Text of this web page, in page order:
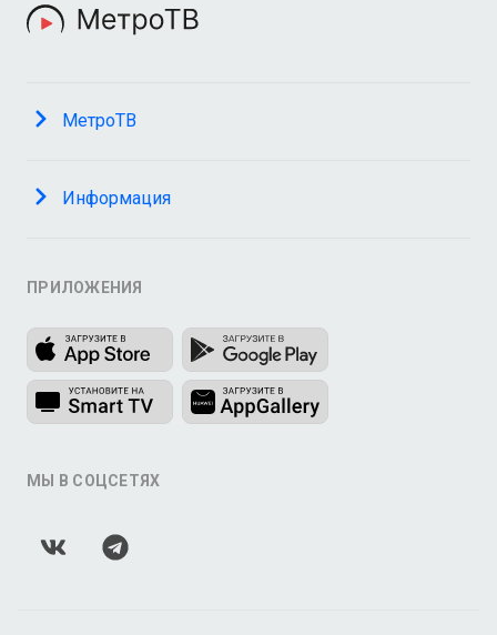
МетроТВ
Информация
ПРИЛОЖЕНИЯ
МЫ В СОЦСЕТЯХ